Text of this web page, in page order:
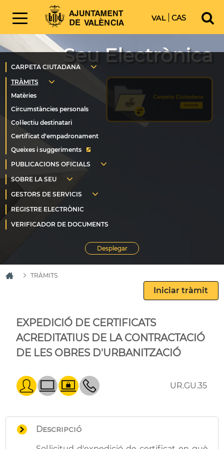
VAL CAS
Seu Electrònica
Queixes i suggeriments
TRÀMITS
EXPEDICIÓ DE CERTIFICATS
ACREDITATIUS DE LA CONTRACTACIÓ
DE LES OBRES D'URBANITZACIÓ
UR.GU.35
Descripció